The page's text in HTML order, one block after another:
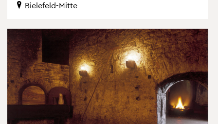
Bie­le­feld-Mitte